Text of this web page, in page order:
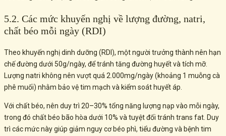
5.2. Các mức khuyến nghị về lượng đường, natri,
chất béo mỗi ngày (RDI)
Theo khuyến nghị dinh dưỡng (RDI), một người trưởng thành nên hạn
chế đường dưới 50g/ngày, để tránh tăng đường huyết và tích mỡ.
Lượng natri không nên vượt quá 2.000mg/ngày (khoảng 1 muỗng cà
phê muối) nhằm bảo vệ tim mạch và kiểm soát huyết áp.
Với chất béo, nên duy trì 20–30% tổng năng lượng nạp vào mỗi ngày,
trong đó chất béo bão hòa dưới 10% và tuyệt đối tránh trans fat. Duy
trì các mức này giúp giảm nguy cơ béo phì, tiểu đường và bệnh tim